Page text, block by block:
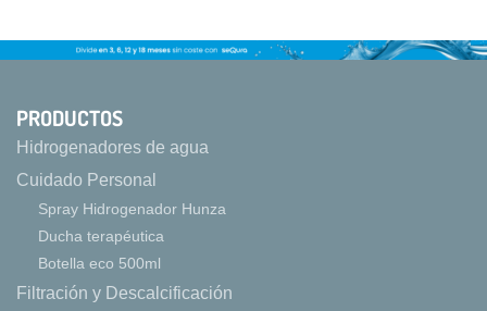
PRODUCTOS
Hidrogenadores de agua
Cuidado Personal
Spray Hidrogenador Hunza
Ducha terapéutica
Botella eco 500ml
Filtración y Descalcificación